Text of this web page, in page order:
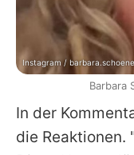
In der
die Reaktionen.
Instagram /
Barbara